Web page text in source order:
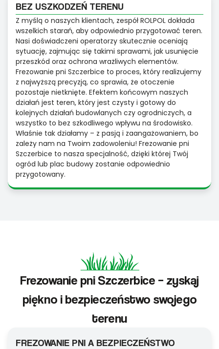
BEZ USZKODZEŃ TERENU
Z myślą o naszych klientach, zespół ROLPOL dokłada
wszelkich starań, aby odpowiednio przygotować teren.
Nasi doświadczeni operatorzy skutecznie oceniają
sytuację, zajmując się takimi sprawami, jak usunięcie
przeszkód oraz ochrona wrażliwych elementów.
Frezowanie pni Szczerbice to proces, który realizujemy
z najwyższą precyzją, co sprawia, że otoczenie
pozostaje nietknięte. Efektem końcowym naszych
działań jest teren, który jest czysty i gotowy do
kolejnych działań budowlanych czy ogrodniczych, a
wszystko to bez szkodliwego wpływu na środowisko.
Właśnie tak działamy – z pasją i zaangażowaniem, bo
zależy nam na Twoim zadowoleniu! Frezowanie pni
Szczerbice to nasza specjalność, dzięki której Twój
ogród lub plac budowy zostanie odpowiednio
przygotowany.
Frezowanie pni Szczerbice – zyskaj
piękno i bezpieczeństwo swojego
terenu
FREZOWANIE PNI A BEZPIECZEŃSTWO